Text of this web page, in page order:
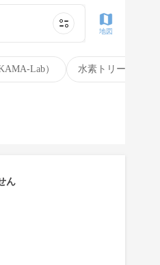
Lab） 水素トリートメント
地図
ん